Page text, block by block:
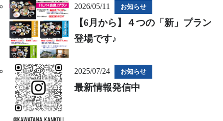
2026/05/11 お知らせ
【6月から】４つの「新」プラン
登場です♪
2025/07/24 お知らせ
最新情報発信中